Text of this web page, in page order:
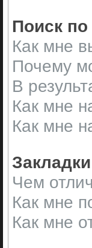
Поиск
Как мне
Почему
В
Как мне
Как мне
Чем
Как мне
Как мне